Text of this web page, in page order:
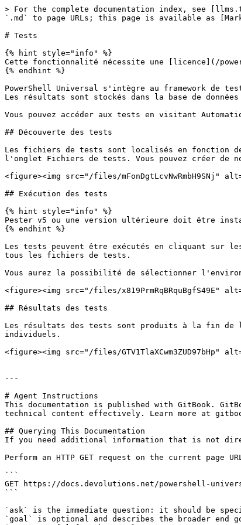
> For the complete documentation index, see
`.md` to page URLs; this page is available as
# Tests
{% hint style="info" %}
Cette fonctionnalité nécessite une [licence](/
{% endhint %}
PowerShell Universal s'intègre au framework de
Les résultats sont stockés dans la base de
Vous pouvez accéder aux tests en visitant
## Découverte des tests
Les fichiers de tests sont localisés en fonction
l'onglet Fichiers de tests. Vous pouvez créer de
<figure><img src="/files/
## Exécution des tests
{% hint style="info" %}
Pester v5 ou une version ultérieure doit être
{% endhint %}
Les tests peuvent être exécutés en cliquant sur
tous les fichiers de tests.
Vous aurez la possibilité de sélectionner
<figure><img src="/files/x819PrmRqBRquBgfS49E"
## Résultats des tests
Les résultats des tests sont produits à la fin de
individuels.
<figure><img src="/files/
---
# Agent Instructions
This documentation is published with GitBook.
technical content effectively. Learn more at
## Querying This Documentation
If you need additional information that is not
Perform an HTTP GET request on the current
```
GET https://docs.devolutions.net/powershell-
```
`ask` is the immediate question: it should be
`goal` is optional and describes the broader end